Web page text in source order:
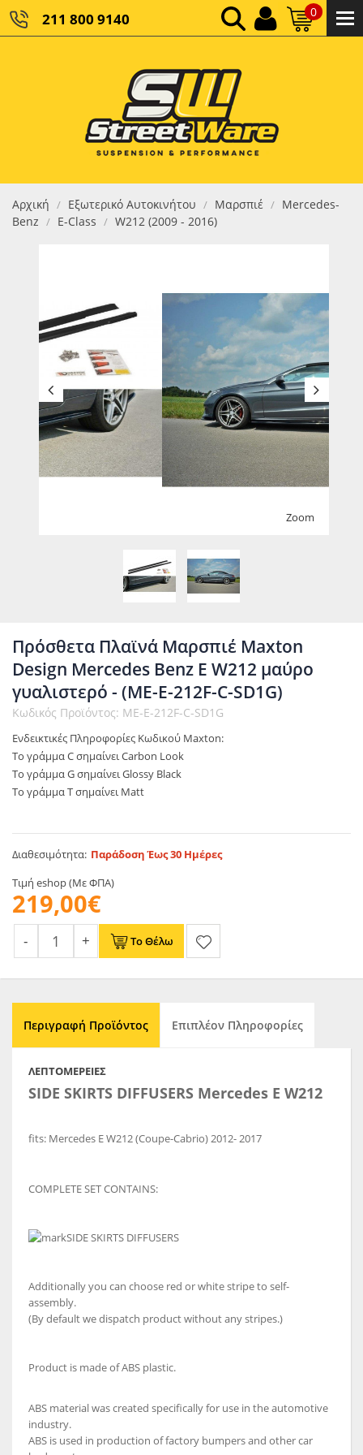
211 800 9140 0
ΚΑΘΑΡΌ ΣΎΝΟΛΟ:
ΤΕΛΙΚΌ ΣΎΝΟΛΟ:0,00 €
Αρχική / Εξωτερικό Αυτοκινήτου / Μαρσπιέ / Mercedes-
Benz / E-Class / W212 (2009 - 2016)
Zoom
Πρόσθετα Πλαϊνά Μαρσπιέ Maxton
Design Mercedes Benz E W212 μαύρο
γυαλιστερό - (ME-E-212F-C-SD1G)
Κωδικός Προϊόντος: ME-E-212F-C-SD1G
Ενδεικτικές Πληροφορίες Κωδικού Maxton:
Το γράμμα C σημαίνει Carbon Look
Το γράμμα G σημαίνει Glossy Black
Το γράμμα T σημαίνει Matt
Διαθεσιμότητα: Παράδοση Έως 30 Ημέρες
Τιμή eshop (Με ΦΠΑ)
219,00€
Το Θέλω
Περιγραφή Προϊόντος Επιπλέον Πληροφορίες
ΛΕΠΤΟΜΈΡΕΙΕΣ
SIDE SKIRTS DIFFUSERS Mercedes E W212
fits: Mercedes E W212 (Coupe-Cabrio)2012- 2017
COMPLETE SET CONTAINS:
SIDE SKIRTS DIFFUSERS
Additionally you can choose red or white stripe to self-
assembly.
(By default we dispatch product without any stripes.)
Product is made of ABS plastic.
ABS material was created specifically for use in the automotive
industry.
ABS is used in production of factory bumpers and other car